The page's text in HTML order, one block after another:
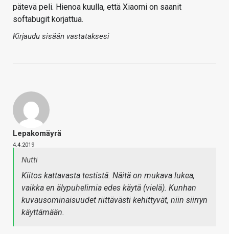
pätevä peli. Hienoa kuulla, että Xiaomi on saanit
softabugit korjattua.
Kirjaudu sisään vastataksesi
Lepakomäyrä
4.4.2019
Nutti
Kiitos kattavasta testistä. Näitä on mukava lukea,
vaikka en älypuhelimia edes käytä (vielä). Kunhan
kuvausominaisuudet riittävästi kehittyvät, niin siirryn
käyttämään.